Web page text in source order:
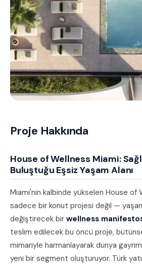
Proje Hakkında
House of Wellness Miami:
Buluştuğu Eşsiz Yaşam Alanı
Miami'nin kalbinde yükselen House of
sadece bir konut projesi değil —
değiştirecek bir wellness
teslim edilecek bu öncü proje,
mimariyle harmanlayarak dünya
yeni bir segment oluşturuyor. Türk